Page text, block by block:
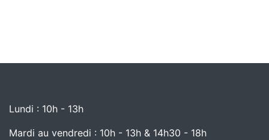
Lundi : 10h - 13h
Mardi au vendredi : 10h - 13h & 14h30 - 18h